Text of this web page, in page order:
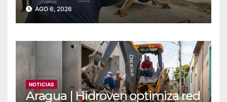
AGO 6, 2026
NOTICIAS
Aragua | Hidroven optimiza red